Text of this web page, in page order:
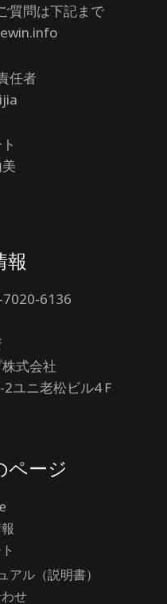
質問は下記まで
任者
報
7020-6136
式会社
ユニ老松ビル4Ｆ
ページ
アル（説明書）
せ